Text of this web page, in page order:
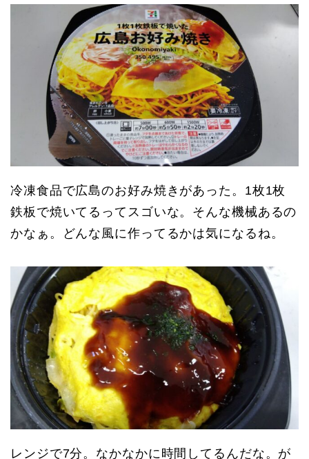
冷凍食品で広島のお好み焼きがあった。1枚1枚
鉄板で焼いてるってスゴいな。そんな機械あるの
かなぁ。どんな風に作ってるかは気になるね。
レンジで7分。なかなかに時間してるんだな。が